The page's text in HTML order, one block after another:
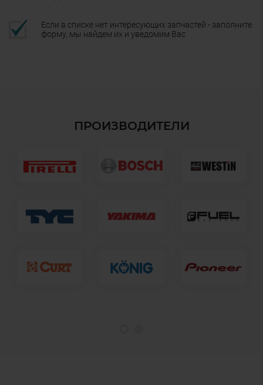
Если в списке нет интересующих запчастей - заполните
форму, мы найдем их и уведомим Вас
ПРОИЗВОДИТЕЛИ